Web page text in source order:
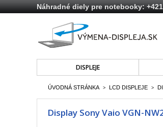
Náhradné diely pre notebooky:
DISPLEJE
ÚVODNÁ STRÁNKA > LCD DISPLEJE >
Display Sony Vaio VGN-